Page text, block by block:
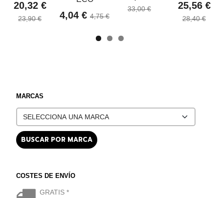
MARCAS
COSTES DE ENVÍO
GRATIS *
20,32 €
23,90 € 4,04 € 4,75 €
33,00 € 25,56 €
28,40 €